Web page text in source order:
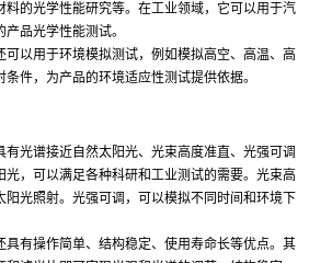
料的光学性能研究等。在工业领域，它可以用于汽
品光学性能测试。
以用于环境模拟测试，例如模拟高空、高温、高
件，为产品的环境适应性测试提供依据。
光谱接近自然太阳光、光束高度准直、光强可调
，可以满足各种科研和工业测试的需要。光束高
光照射。光强可调，可以模拟不同时间和环境下
具有操作简单、结构稳定、使用寿命长等优点。其